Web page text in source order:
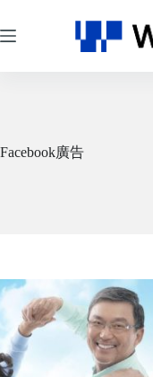
至
主
Facebook廣告